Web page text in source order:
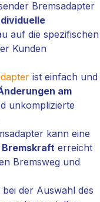
Bremsadapter
auf die spezifischen
Kunden
ist einfach und
am
unkomplizierte
kann eine
erreicht
Bremsweg und
der Auswahl des